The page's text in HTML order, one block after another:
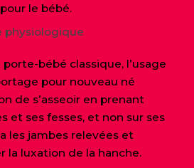
le bébé.
physiologique
bébé classique, l’usage
pour nouveau né
de s’asseoir en prenant
et ses fesses, et non sur ses
les jambes relevées et
la luxation de la hanche.